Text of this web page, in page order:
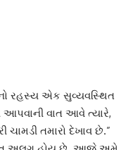
રહસ્ય એક સુવ્યવસ્થિત
વાત આવે ત્યારે,
તમારો દેખાવ છે.”